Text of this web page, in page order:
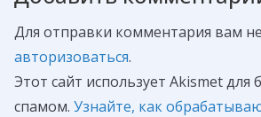
Для отправки комментария вам
авторизоваться.
Этот сайт использует Akismet для
спамом. Узнайте, как